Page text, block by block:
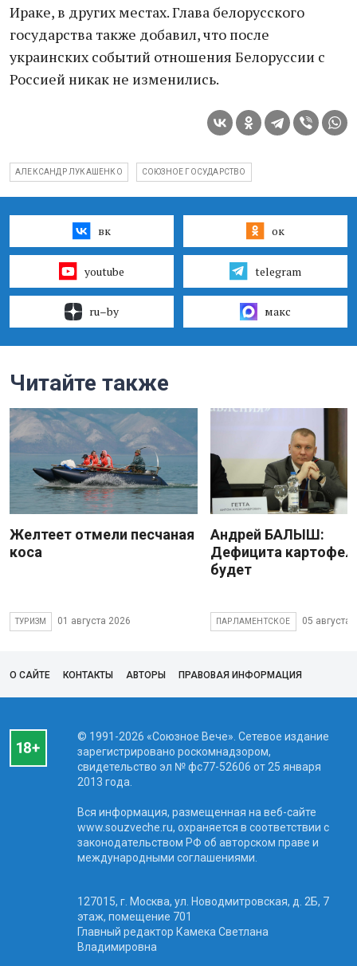
Ираке, в других местах. Глава белорусского
государства также добавил, что после
украинских событий отношения Белоруссии с
Россией никак не изменились.
АЛЕКСАНДР ЛУКАШЕНКО СОЮЗНОЕ ГОСУДАРСТВО
вк ок
youtube telegram
ru–by макс
Читайте также
Желтеет отмели песчаная
коса
ТУРИЗМ 01 августа 2026
Андрей БАЛЫШ:
Дефицита
будет
ПАРЛАМЕНТСКОЕ 05 августа
О САЙТЕ КОНТАКТЫ АВТОРЫ ПРАВОВАЯ ИНФОРМАЦИЯ
© 1991-2026 «Союзное Вече». Сетевое издание
зарегистрировано роскомнадзором,
свидетельство эл № фc77-52606 от 25 января
2013 года.
Вся информация, размещенная на веб-сайте
www.souzveche.ru, охраняется в соответствии с
законодательством РФ об авторском праве и
международными соглашениями.
127015, г. Москва, ул. Новодмитровская, д. 2Б, 7
этаж, помещение 701
Главный редактор Камека Светлана
Владимировна